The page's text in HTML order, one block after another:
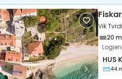
Next
Vik
20
HUS
44